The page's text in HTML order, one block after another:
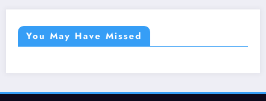
You May Have Missed